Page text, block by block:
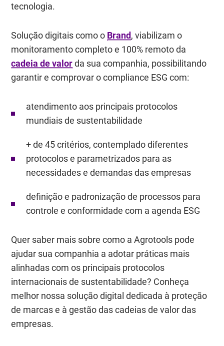
tecnologia.
Solução digitais como o Brand, viabilizam o
monitoramento completo e 100% remoto da
cadeia de valorda sua companhia, possibilitando
garantir e comprovar o compliance ESG com:
atendimento aos principais protocolos
mundiais de sustentabilidade
+ de 45 critérios, contemplado diferentes
protocolos e parametrizados para as
necessidades e demandas das empresas
definição e padronização de processos para
controle e conformidade com a agenda ESG
Quer saber mais sobre como a Agrotools pode
ajudar sua companhia a adotar práticas mais
alinhadas com os principais protocolos
internacionais de sustentabilidade? Conheça
melhor nossa solução digital dedicada à proteção
de marcas e à gestão das cadeias de valor das
empresas.